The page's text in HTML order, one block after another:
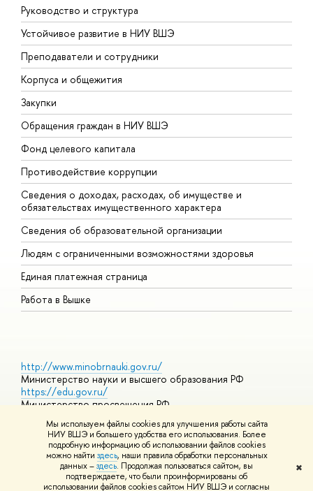
Мы используем файлы cookies для улучшения работы сайта
НИУ ВШЭ и большего удобства его использования. Более
подробную информацию об использовании файлов cookies
можно найти здесь, наши правила обработки персональных
данных –здесь. Продолжая пользоваться сайтом, вы
подтверждаете, что были проинформированы об
использовании файлов cookies сайтом НИУ ВШЭ и согласны
✖
Руководство и структура
Устойчивое развитие в НИУ ВШЭ
Преподаватели и сотрудники
Корпуса и общежития
Закупки
Обращения граждан в НИУ ВШЭ
Фонд целевого капитала
Противодействие коррупции
Сведения о доходах, расходах, об имуществе и
обязательствах имущественного характера
Сведения об образовательной организации
Людям с ограниченными возможностями здоровья
Единая платежная страница
Работа в Вышке
http://www.minobrnauki.gov.ru/
Министерство науки и высшего образования РФ
https://edu.gov.ru/
Министерство просвещения РФ
https://elearning.hse.ru/mooc
Массовые открытые онлайн-курсы
© НИУ ВШЭ 1993–2026 Адреса и контактыУсловия
использования материалов Политика конфиденциальности